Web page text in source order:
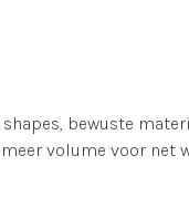
bewuste
volume voor